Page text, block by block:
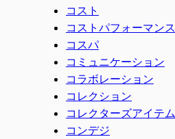
コスト
コストパフォーマンス
コスパ
コミュニケーション
コラボレーション
コレクション
コレクターズアイテム
コンデジ